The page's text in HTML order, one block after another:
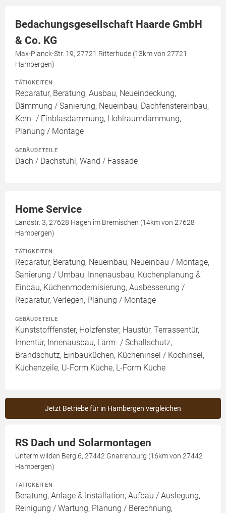
Bedachungsgesellschaft Haarde GmbH
& Co. KG
Max-Planck-Str. 19, 27721 Ritterhude (13km von 27721
Hambergen)
TÄTIGKEITEN
Reparatur, Beratung, Ausbau, Neueindeckung,
Dämmung / Sanierung, Neueinbau, Dachfenstereinbau,
Kern- / Einblasdämmung, Hohlraumdämmung,
Planung / Montage
GEBÄUDETEILE
Dach / Dachstuhl, Wand / Fassade
Home Service
Landstr. 3, 27628 Hagen im Bremischen (14km von 27628
Hambergen)
TÄTIGKEITEN
Reparatur, Beratung, Neueinbau, Neueinbau / Montage,
Sanierung / Umbau, Innenausbau, Küchenplanung &
Einbau, Küchenmodernisierung, Ausbesserung /
Reparatur, Verlegen, Planung / Montage
GEBÄUDETEILE
Kunststofffenster, Holzfenster, Haustür, Terrassentür,
Innentür, Innenausbau, Lärm- / Schallschutz,
Brandschutz, Einbauküchen, Kücheninsel / Kochinsel,
Küchenzeile, U-Form Küche, L-Form Küche
Jetzt Betriebe für in Hambergen vergleichen
RS Dach und Solarmontagen
Unterm wilden Berg 6, 27442 Gnarrenburg (16km von 27442
Hambergen)
TÄTIGKEITEN
Beratung, Anlage & Installation, Aufbau / Auslegung,
Reinigung / Wartung, Planung / Berechnung,